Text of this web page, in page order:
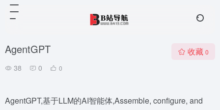
AgentGPT
38 0 0
收藏 0
AgentGPT,基于LLM的AI智能体,Assemble, configure, and